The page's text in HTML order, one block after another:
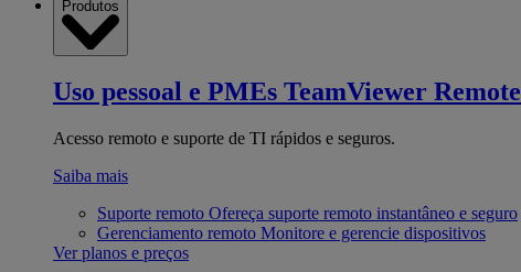
Produtos
Uso pessoal e PMEs TeamViewer Remote
Acesso remoto e suporte de TI rápidos e seguros.
Saiba mais
Suporte remoto Ofereça suporte remoto instantâneo e seguro
Gerenciamento remoto Monitore e gerencie dispositivos
Ver planos e preços